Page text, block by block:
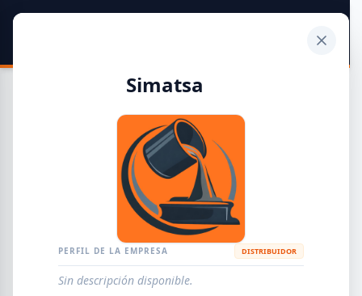
Guía de Empresas Metalúrgicas y Siderúrgicas
METALÚRGICAS
EMPRESAS AGREGAR EMPRESA
Simatsa
PERFIL DE LA EMPRESA DISTRIBUIDOR
Sin descripción disponible.